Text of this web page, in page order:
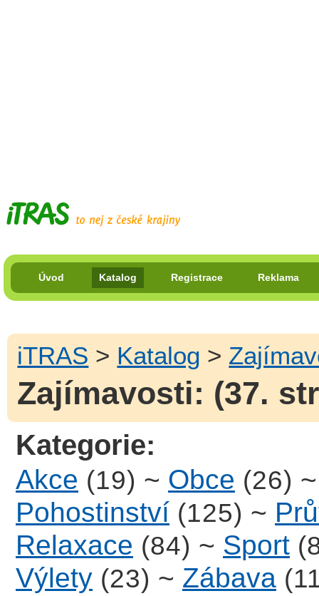
Úvod Katalog Registrace Reklama
iTRAS > Katalog >
Zajímavosti: (37.
Kategorie:
Akce (19) ~ Obce (26)
Pohostinství (125) ~
Relaxace (84) ~ Sport
Výlety (23) ~ Zábava